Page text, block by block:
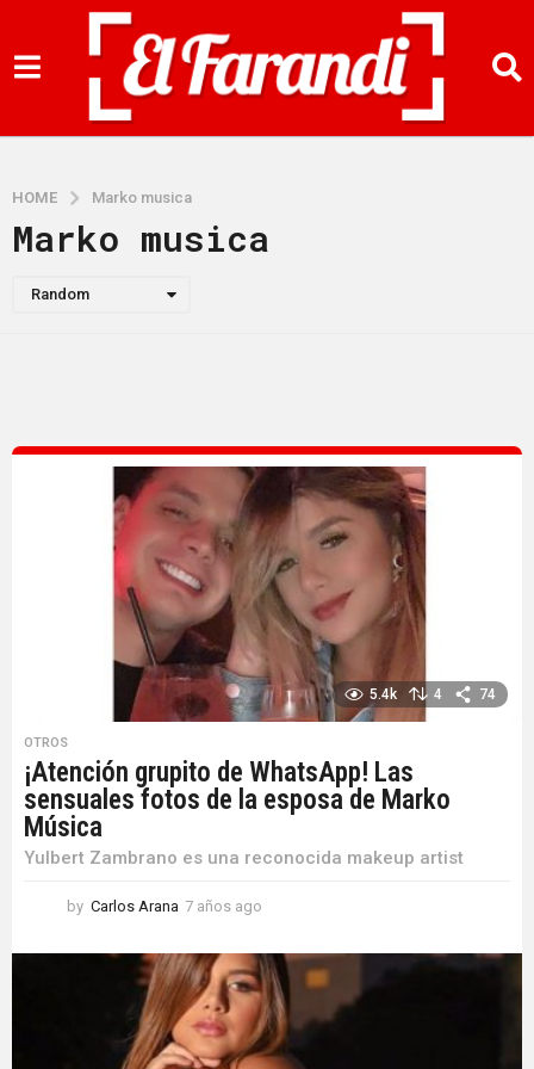
HOME Marko musica
Marko musica
Random
5.4k 4 74
OTROS
¡Atención grupito de WhatsApp! Las
sensuales fotos de la esposa de Marko
Música
Yulbert Zambrano es una reconocida makeup artist
by Carlos Arana 7 años ago
ñ
o
a
g
o